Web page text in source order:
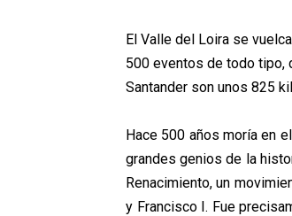
El Valle del Loira se
500 eventos de todo tipo,
Santander son unos 825
Hace 500 años moría en
grandes genios de la
Renacimiento, un
y Francisco I. Fue